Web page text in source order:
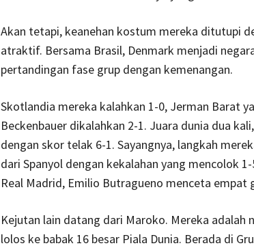
Akan tetapi, keanehan kostum mereka ditutupi
atraktif. Bersama Brasil, Denmark menjadi
pertandingan fase grup dengan kemenangan.
Skotlandia mereka kalahkan 1-0, Jerman Barat
Beckenbauer dikalahkan 2-1. Juara dunia dua
dengan skor telak 6-1. Sayangnya, langkah
dari Spanyol dengan kekalahan yang mencolok
Real Madrid, Emilio Butragueno menceta empat
Kejutan lain datang dari Maroko. Mereka adalah
lolos ke babak 16 besar Piala Dunia. Berada di